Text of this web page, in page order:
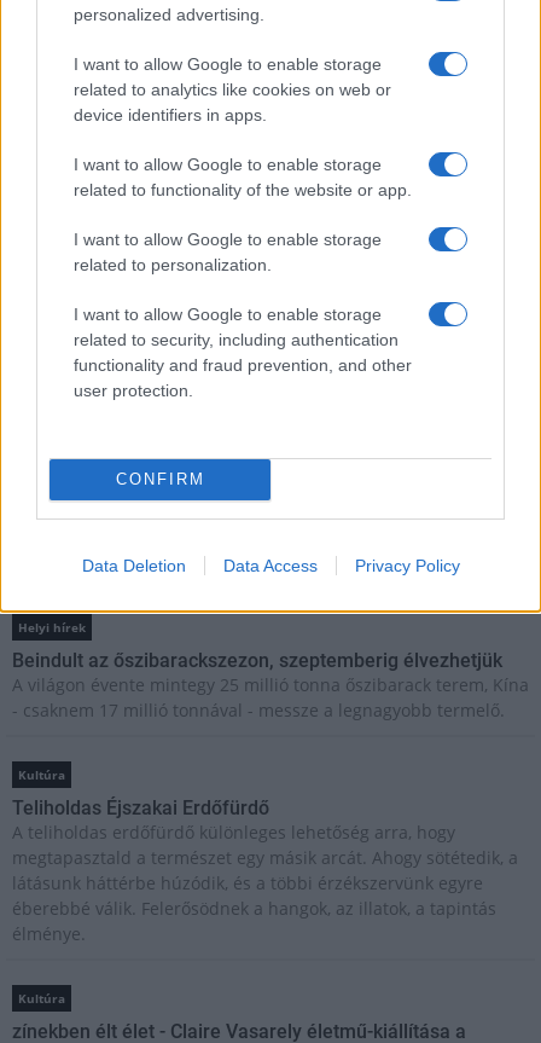
personalized advertising.
I want to allow Google to enable storage
related to analytics like cookies on web or
device identifiers in apps.
I want to allow Google to enable storage
related to functionality of the website or app.
I want to allow Google to enable storage
related to personalization.
I want to allow Google to enable storage
related to security, including authentication
functionality and fraud prevention, and other
user protection.
CONFIRM
Data Deletion Data Access Privacy Policy
E-mail cím
Feliratkozom a hírlevélre és elfogadom az
adatvédelmi
szabályzatot!
FELIRATKOZÁS
Open Orfű: mozgás, zene, közösség
Augusztus első hétvégéjén (augusztus 1-2.) a Pécsi-tó partja
Brandnyúl mini disco
Helyi hírek
Beindult az őszibarackszezon, szeptemberig élvezhetjük
A világon évente mintegy 25 millió tonna őszibarack terem, Kína
- csaknem 17 millió tonnával - messze a legnagyobb termelő.
Kultúra
Teliholdas Éjszakai Erdőfürdő
A teliholdas erdőfürdő különleges lehetőség arra, hogy
megtapasztald a természet egy másik arcát. Ahogy sötétedik, a
látásunk háttérbe húzódik, és a többi érzékszervünk egyre
éberebbé válik. Felerősödnek a hangok, az illatok, a tapintás
élménye.
Kultúra
zínekben élt élet - Claire Vasarely életmű-kiállítása a